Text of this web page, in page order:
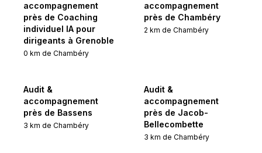
accompagnement
près de Coaching
individuel IA pour
dirigeants à Grenoble
0 km de Chambéry
accompagnement
près de Chambéry
2 km de Chambéry
Audit &
accompagnement
près de Bassens
3 km de Chambéry
Audit &
accompagnement
près de Jacob-
Bellecombette
3 km de Chambéry